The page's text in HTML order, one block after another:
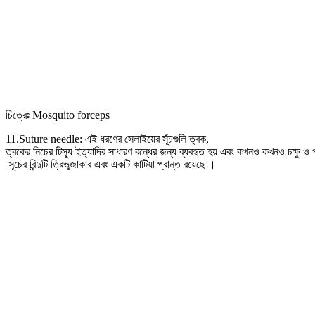
চিত্রেঃ Mosquito forceps
11.Suture needle: এই ধরণের সেলাইয়ের সূঁচগুলি ত্বক,
ত্বকের নিচের টিস্যু ইত্যাদির সাধারণ বন্ধের জন্য ব্যবহৃত হয় এবং কখনও কখনও চক্ষু ও
সূচের বিন্দুটি ত্রিভুজাকার এবং একটি কাটিয়া প্রান্ত রয়েছে ।